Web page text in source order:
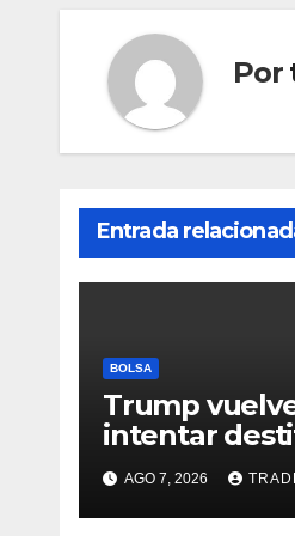
Por
Entrada
BOLSA
Trump
intentar
Lisa Cook con
acusaciones
fraude
AGO 7, 2026